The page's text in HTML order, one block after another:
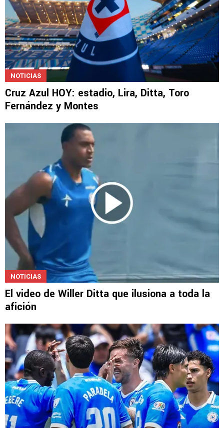
NOTICIAS
Cruz Azul HOY: estadio, Lira, Ditta, Toro
Fernández y Montes
NOTICIAS
El video de Willer Ditta que ilusiona a toda la
afición